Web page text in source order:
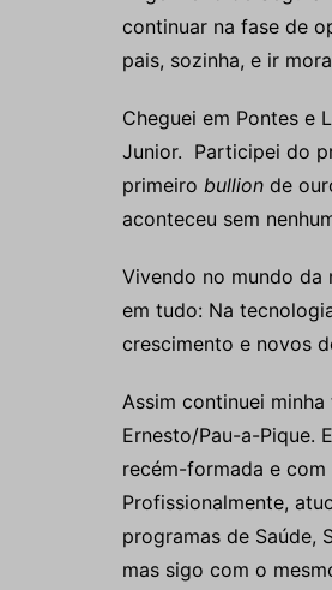
continuar na fase de
pais, sozinha, e ir
Cheguei em Pontes e
Junior. Participei do
primeiro bullion de
aconteceu sem
Vivendo no mundo da
em tudo: Na
crescimento e novos
Assim continuei
Ernesto/Pau-a-Pique.
recém-formada e com
Profissionalmente,
programas de Saúde,
mas sigo com o